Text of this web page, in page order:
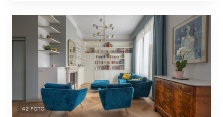
42 FOTO